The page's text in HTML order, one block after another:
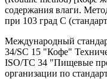
содержания влаги.
при 103 град С
Международный
34/SC 15 "Кофе"
ISO/TC 34 "Пищевые
организации по